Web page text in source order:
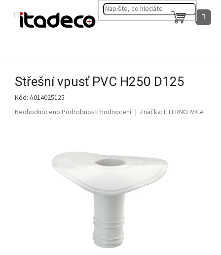
NÁKUPNÍ
KOŠÍK
Střešní vpusť PVC H250 D125
Kód: A014025125
Průměrné
Neohodnoceno Podrobnosti hodnocení Značka: ETERNO IVICA